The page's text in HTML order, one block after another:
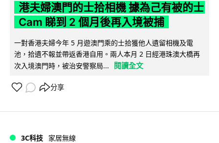
港夫婦澳門的士拾相機 據為己有被的士
Cam 睇到 2 個月後再入境被捕
一對香港夫婦今年 5 月遊澳門乘的士拾獲他人遺留相機及電
池，拾遺不報並帶返香港自用。兩人本月 2 日經港珠澳大橋再
次入境澳門時，被治安警察局...
閱讀全文
分享
3C科技 家居無線